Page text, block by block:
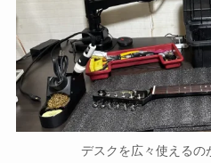
デスクを広々使えるの